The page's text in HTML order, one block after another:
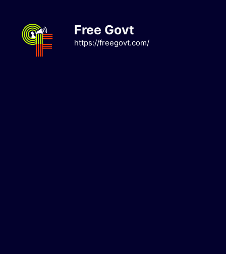
content
Free Govt
https://freegovt.com/